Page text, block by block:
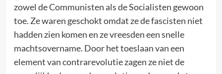
zowel de Communisten als de Socialisten gewoon
toe. Ze waren geschokt omdat ze de fascisten niet
hadden zien komen en ze vreesden een snelle
machtsovername. Door het toeslaan van een
element van contrarevolutie zagen ze niet de